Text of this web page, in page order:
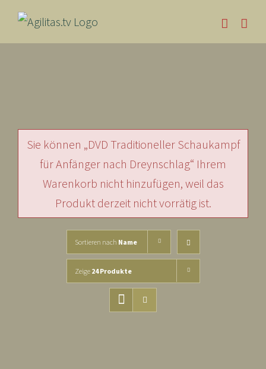
Skip
content
Sie können „DVD Traditioneller Schaukampf
für Anfänger nach Dreynschlag“ Ihrem
Warenkorb nicht hinzufügen, weil das
Produkt derzeit nicht vorrätig ist.
Sortieren nach Name
Zeige 24 Produkte